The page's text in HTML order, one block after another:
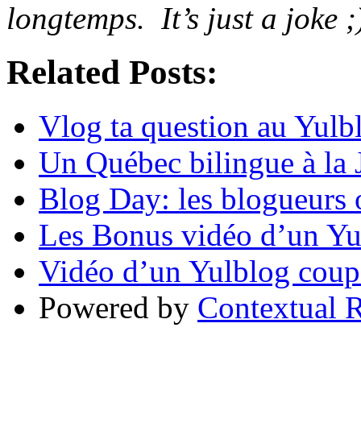
longtemps. It’s just a joke
Related Posts:
Vlog ta question au
Un Québec bilingue à la
Blog Day: les blogueurs
Les Bonus vidéo d’un
Vidéo d’un Yulblog
Powered by Contextual